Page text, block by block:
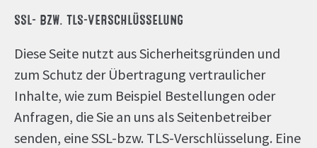
SSL- BZW. TLS-VERSCHLÜSSELUNG
Diese Seite nutzt aus Sicherheitsgründen und
zum Schutz der Übertragung vertraulicher
Inhalte, wie zum Beispiel Bestellungen oder
Anfragen, die Sie an uns als Seitenbetreiber
senden, eine SSL-bzw. TLS-Verschlüsselung. Eine